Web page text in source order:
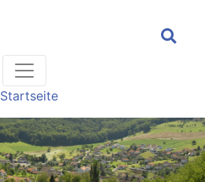
Hauptnavigation
Pfadnavigation
Startseite